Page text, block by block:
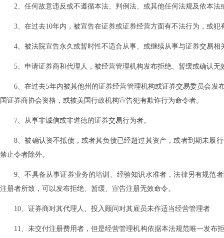
2、任何故意违反或不遵循本法、判例法、或其他任何法规及依本法
3、在过去10年内，被宣告在证券或证券经营方面有不法行为，或犯
4、被法院宣告永久或暂时性不适合从事、或继续从事与证券交易相
5、申请证券商和代理人，被经营管理机构发布拒绝、暂缓或确认无
6、在过去5年内被其他州的证券经营管理机构或证券交易委员会
国证券商协会资格，或被美国行政机构宣告犯有欺诈行为命令者。
7、从事非诚信或非道德的证券交易行为者。
8、被确认资不抵债，或者其负债已经超过其资产，或者到期未履
禁止令者除外。
9、不具备从事证券业务的培训、经验知识水准者，法律另有规范
注册者所致，可以发布拒绝、暂缓、宣告注册无效命令。
10、证券商对其代理人、投入顾问对其雇员未作适当经营管理者
11、未交付注册费用者，但是经营管理机构依据本法规范唯一发